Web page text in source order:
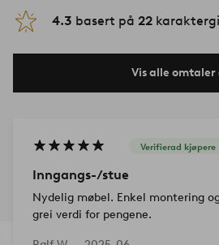
4.3 basert på 22
Vis alle omtaler
Verifierad kjøpere
Inngangs-/stue
Nydelig møbel. Enkel montering
grei verdi for pengene.